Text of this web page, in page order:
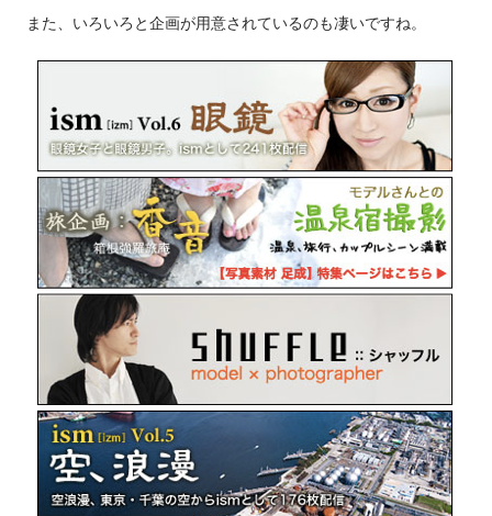
また、いろいろと企画が用意されているのも凄いですね。